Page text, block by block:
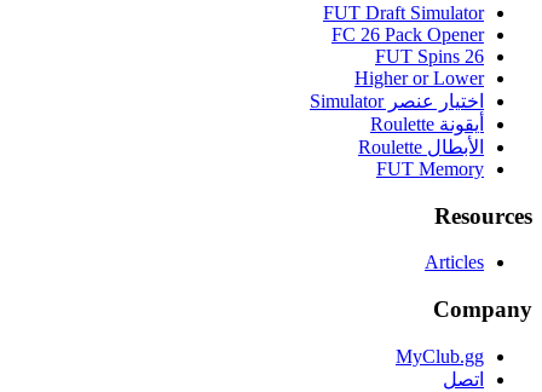
FUT Draft Simulator
FC 26 Pack Opener
FUT Spins 26
Higher or Lower
اختيار عنصر Simulator
أيقونة Roulette
الأبطال Roulette
FUT Memory
Resources
Articles
Company
MyClub.gg
اتصل